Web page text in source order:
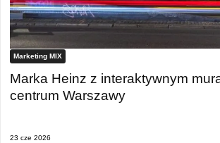
Marketing MIX
Marka Heinz z interaktywnym
centrum Warszawy
23 cze 2026